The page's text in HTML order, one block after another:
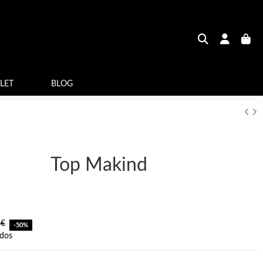
BLOG
Top Makind
-50%